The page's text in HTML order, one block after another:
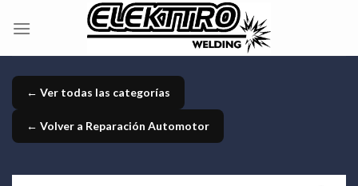
← Ver todas las categorías
← Volver a Reparación Automotor